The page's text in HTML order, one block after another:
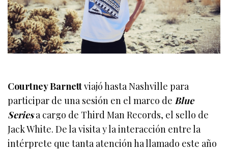
Courtney Barnettviajó hasta Nashville para
participar de una sesión en el marco deBlue
Seriesa cargo de Third Man Records, el sello de
Jack White. De la visita y la interacción entre la
intérprete que tanta atención ha llamado este año